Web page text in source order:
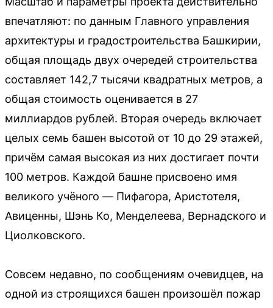
впечатляют: по данным Главного управления
архитектуры и градостроительства Башкирии,
общая площадь двух очередей строительства
составляет 142,7 тысячи квадратных метров, а
общая стоимость оценивается в 27
миллиардов рублей. Вторая очередь включает
целых семь башен высотой от 10 до 29 этажей,
причём самая высокая из них достигает почти
100 метров. Каждой башне присвоено имя
великого учёного — Пифагора, Аристотеля,
Авиценны, Шэнь Ко, Менделеева, Вернадского и
Циолковского.
Совсем недавно, по сообщениям очевидцев, на
одной из строящихся башен произошёл пожар